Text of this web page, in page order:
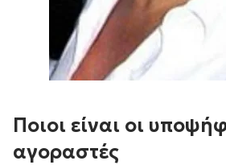
Ποιοι είναι οι
αγοραστές